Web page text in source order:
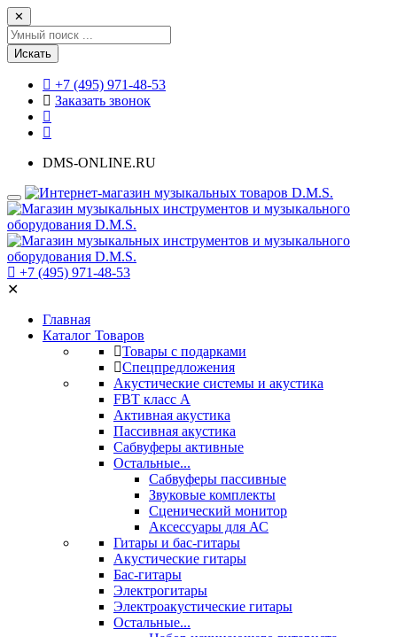
✕
Искать
+7 (495) 971-48-53
Заказать звонок
DMS-ONLINE.RU
+7 (495) 971-48-53
✕
Главная
Каталог Товаров
Товары с подарками
Спецпредложения
Акустические системы и акустика
FBT класс А
Активная акустика
Пассивная акустика
Сабвуферы активные
Остальные...
Сабвуферы пассивные
Звуковые комплекты
Сценический монитор
Аксессуары для АС
Гитары и бас-гитары
Акустические гитары
Бас-гитары
Электрогитары
Электроакустические гитары
Остальные...